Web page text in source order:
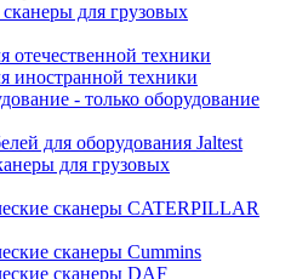
для грузовых
отечественной техники
иностранной техники
- только оборудование
для оборудования Jaltest
для грузовых
сканеры CATERPILLAR
сканеры Cummins
сканеры DAF